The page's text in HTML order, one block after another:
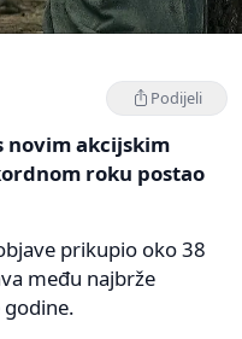
Podijeli
novim akcijskim
roku postao
prikupio oko 38
među najbrže